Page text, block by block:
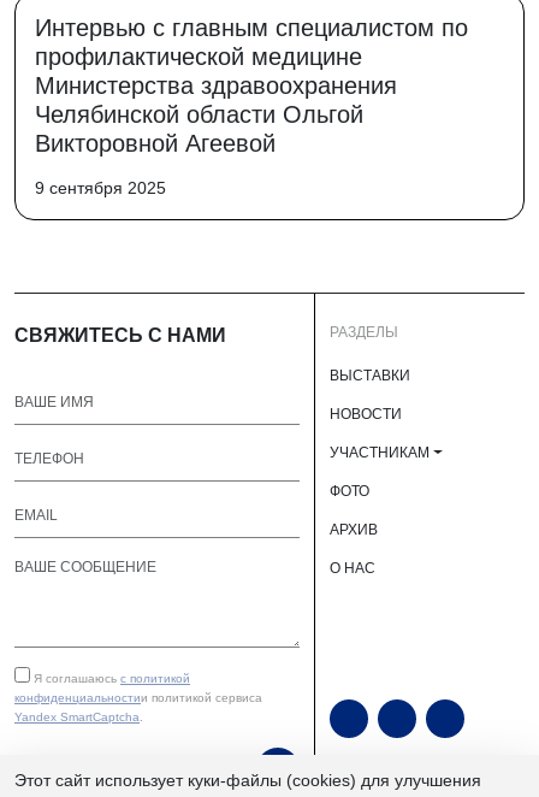
Интервью с главным специалистом по
профилактической медицине
Министерства здравоохранения
Челябинской области Ольгой
Викторовной Агеевой
9 сентября 2025
СВЯЖИТЕСЬ С НАМИ
Я соглашаюсь с политикой
конфиденциальностии политикой сервиса
Yandex SmartCaptcha.
РАЗДЕЛЫ
ВЫСТАВКИ
НОВОСТИ
УЧАСТНИКАМ
ФОТО
АРХИВ
О НАС
Этот сайт использует куки-файлы (cookies) для улучшения